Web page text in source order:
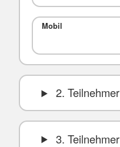
Mobil
2. Teilnehmer
3. Teilnehmer